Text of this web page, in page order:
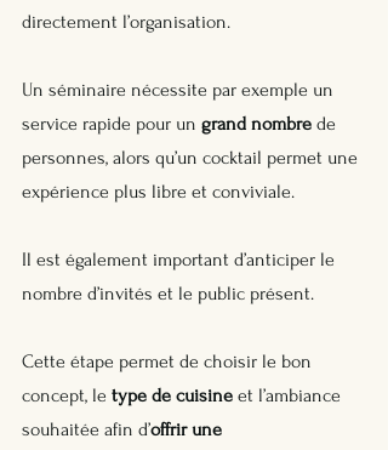
directement l’organisation.
Un séminaire nécessite par exemple un
service rapide pour un grand nombre de
personnes, alors qu’un cocktail permet une
expérience plus libre et conviviale.
Il est également important d’anticiper le
nombre d’invités et le public présent.
Cette étape permet de choisir le bon
concept, le type de cuisine et l’ambiance
souhaitée afin d’offrir une